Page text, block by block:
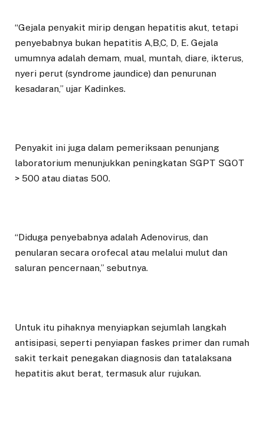
“Gejala penyakit mirip dengan hepatitis akut, tetapi
penyebabnya bukan hepatitis A,B,C, D, E. Gejala
umumnya adalah demam, mual, muntah, diare, ikterus,
nyeri perut (syndrome jaundice) dan penurunan
kesadaran,” ujar Kadinkes.
Penyakit ini juga dalam pemeriksaan penunjang
laboratorium menunjukkan peningkatan SGPT SGOT
> 500 atau diatas 500.
“Diduga penyebabnya adalah Adenovirus, dan
penularan secara orofecal atau melalui mulut dan
saluran pencernaan,” sebutnya.
Untuk itu pihaknya menyiapkan sejumlah langkah
antisipasi, seperti penyiapan faskes primer dan rumah
sakit terkait penegakan diagnosis dan tatalaksana
hepatitis akut berat, termasuk alur rujukan.